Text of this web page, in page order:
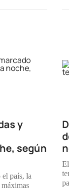
y
según
país, la
máximas